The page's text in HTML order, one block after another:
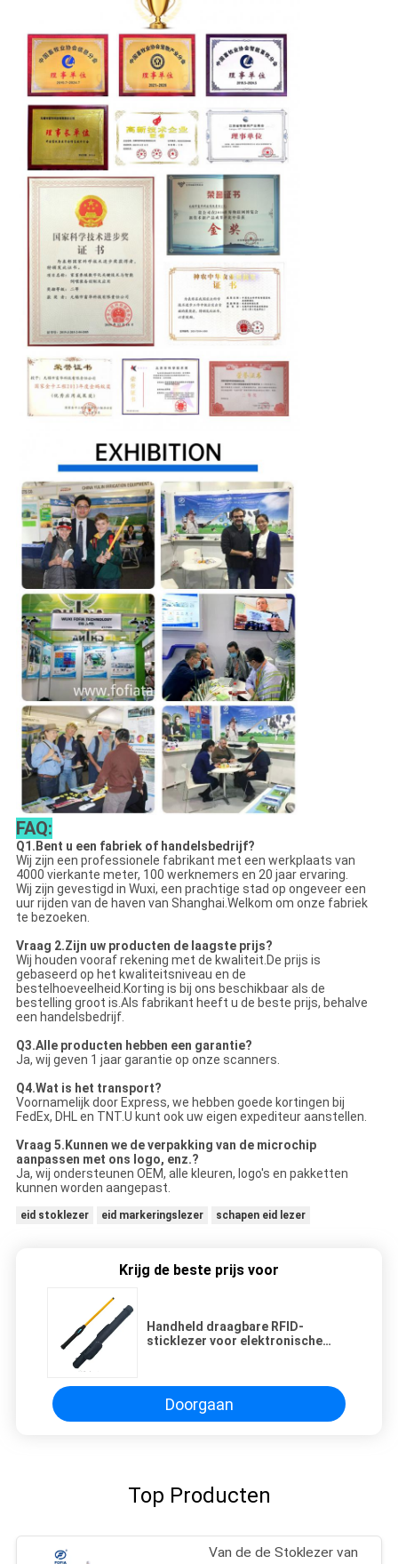
FAQ:
Q1.Bent u een fabriek of handelsbedrijf?
Wij zijn een professionele fabrikant met een werkplaats van
4000 vierkante meter, 100 werknemers en 20 jaar ervaring.
Wij zijn gevestigd in Wuxi, een prachtige stad op ongeveer een
uur rijden van de haven van Shanghai.Welkom om onze fabriek
te bezoeken.
Vraag 2.Zijn uw producten de laagste prijs?
Wij houden vooraf rekening met de kwaliteit.De prijs is
gebaseerd op het kwaliteitsniveau en de
bestelhoeveelheid.Korting is bij ons beschikbaar als de
bestelling groot is.Als fabrikant heeft u de beste prijs, behalve
een handelsbedrijf.
Q3.Alle producten hebben een garantie?
Ja, wij geven 1 jaar garantie op onze scanners.
Q4.Wat is het transport?
Voornamelijk door Express, we hebben goede kortingen bij
FedEx, DHL en TNT.U kunt ook uw eigen expediteur aanstellen.
Vraag 5.Kunnen we de verpakking van de microchip
aanpassen met ons logo, enz.?
Ja, wij ondersteunen OEM, alle kleuren, logo's en pakketten
kunnen worden aangepast.
eid stoklezer eid markeringslezer schapen eid lezer
Krijg de beste prijs voor
Handheld draagbare RFID-
sticklezer voor elektronische
Doorgaan
Top Producten
Van de de Stoklezer van